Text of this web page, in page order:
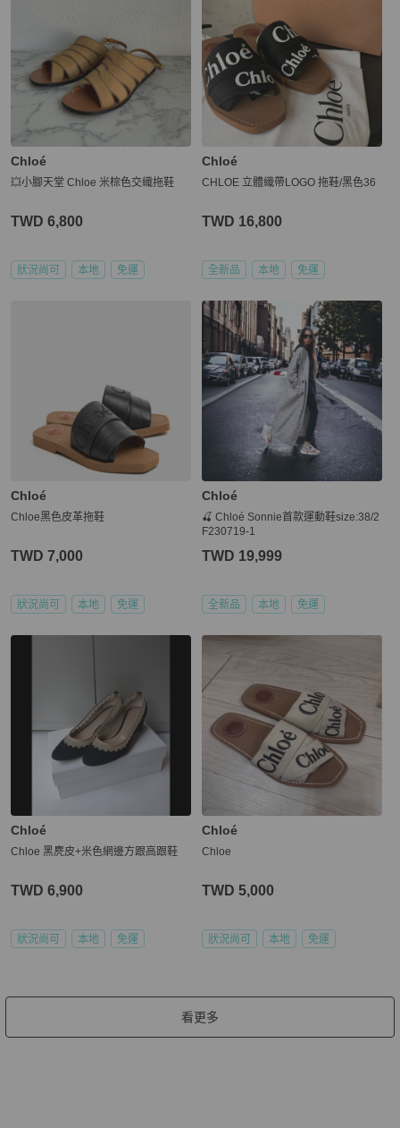
Chloé
💥小腳天堂 Chloe 米棕色交織拖鞋
TWD 6,800
狀況尚可 本地 免運
Chloé
CHLOE 立體織帶LOGO 拖鞋/黑色36
TWD 16,800
全新品 本地 免運
Chloé
Chloe黑色皮革拖鞋
TWD 7,000
狀況尚可 本地 免運
Chloé
🍒 Chloé Sonnie首款運動鞋size:38/2
F230719-1
TWD 19,999
全新品 本地 免運
Chloé
Chloe 黑麂皮+米色網邊方跟高跟鞋
TWD 6,900
狀況尚可 本地 免運
Chloé
Chloe
TWD 5,000
狀況尚可 本地 免運
看更多